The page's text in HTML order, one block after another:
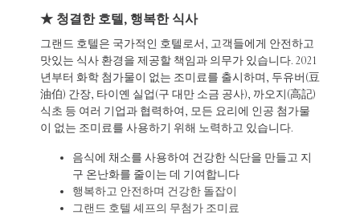
★ 청결한 호텔, 행복한 식사
그랜드 호텔은 국가적인 호텔로서, 고객들에게 안전하고
맛있는 식사 환경을 제공할 책임과 의무가 있습니다. 2021
년부터 화학 첨가물이 없는 조미료를 출시하며, 두유버(豆
油伯) 간장, 타이옌 실업(구 대만 소금 공사), 까오지(高記)
식초 등 여러 기업과 협력하여, 모든 요리에 인공 첨가물
이 없는 조미료를 사용하기 위해 노력하고 있습니다.
음식에 채소를 사용하여 건강한 식단을 만들고 지
구 온난화를 줄이는 데 기여합니다
행복하고 안전하며 건강한 돌잡이
그랜드 호텔 셰프의 무첨가 조미료